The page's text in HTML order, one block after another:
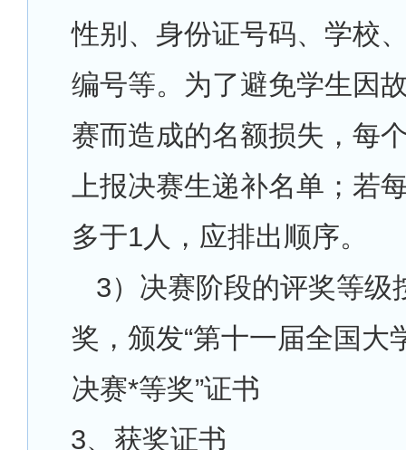
性别、身份证号码、学校
编号等。为了避免学生因
赛而造成的名额损失，每
上报决赛生递补名单；若
多于1人，应排出顺序。
3）决赛阶段的评奖等级
奖，颁发“第十一届全国大
决赛*等奖”证书
3、获奖证书